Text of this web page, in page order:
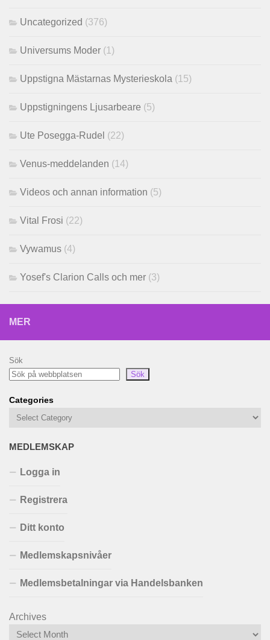
Uncategorized (376)
Universums Moder (1)
Uppstigna Mästarnas Mysterieskola (15)
Uppstigningens Ljusarbeare (5)
Ute Posegga-Rudel (22)
Venus-meddelanden (14)
Videos och annan information (5)
Vital Frosi (22)
Vywamus (4)
Yosef's Clarion Calls och mer (3)
MER
Sök
Sök
Categories
MEDLEMSKAP
Logga in
Registrera
Ditt konto
Medlemskapsnivåer
Medlemsbetalningar via Handelsbanken
Archives